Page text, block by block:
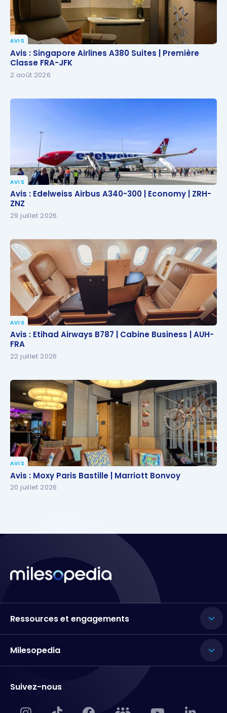
Avis : Singapore Airlines A380 Suites | Première
Classe FRA-JFK
AVIS
Avis : Singapore Airlines A380 Suites | Première
Classe FRA-JFK
2 août 2026
Avis : Edelweiss Airbus A340-300 | Economy | ZRH-
ZNZ
AVIS
Avis : Edelweiss Airbus A340-300 | Economy | ZRH-
ZNZ
29 juillet 2026
Avis : Etihad Airways B787 | Cabine Business | AUH-
FRA
AVIS
Avis : Etihad Airways B787 | Cabine Business | AUH-
FRA
22 juillet 2026
Avis : Moxy Paris Bastille | Marriott Bonvoy
AVIS
Avis : Moxy Paris Bastille | Marriott Bonvoy
20 juillet 2026
Ressources et engagements
Milesopedia
Suivez-nous